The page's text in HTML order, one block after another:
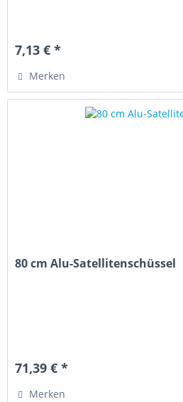
7,13 € *
Merken
80 cm Alu-Satellitenschüssel
71,39 € *
Merken